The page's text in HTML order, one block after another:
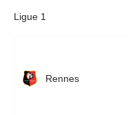
Ligue 1
Rennes